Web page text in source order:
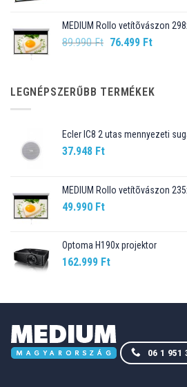
109.990 Ft.
MEDIUM Rollo vetítõvászon
89.990Ft Original
89.990 Ft.
76.499 FtCurrent
76.499
LEGNÉPSZERŰBB TERMÉKEK
Ecler IC8 2 utas mennyezeti
37.948 Ft
MEDIUM Rollo vetítõvászon
49.990 Ft
Optoma H190x projektor
162.999 Ft
06 1 951